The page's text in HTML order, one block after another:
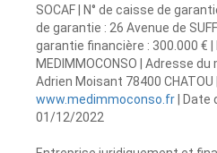
SOCAF | N° de caisse de
de garantie : 26 Avenue de
garantie financière : 300.000 €
MEDIMMOCONSO | Adresse
Adrien Moisant 78400
www.medimmoconso.fr |
01/12/2022